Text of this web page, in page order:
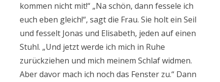
kommen nicht mit!“ „Na schön, dann fessele ich
euch eben gleich!“, sagt die Frau. Sie holt ein Seil
und fesselt Jonas und Elisabeth, jeden auf einen
Stuhl. „Und jetzt werde ich mich in Ruhe
zurückziehen und mich meinem Schlaf widmen.
Aber davor mach ich noch das Fenster zu.“ Dann